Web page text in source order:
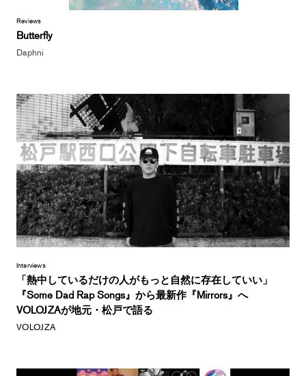
Reviews
Butterfly
Daphni
Interviews
「熱中しているだけの人がもっと自然に存在していい」
『Some Dad Rap Songs』から最新作『Mirrors』へ
VOLOJZAが地元・松戸で語る
VOLOJZA